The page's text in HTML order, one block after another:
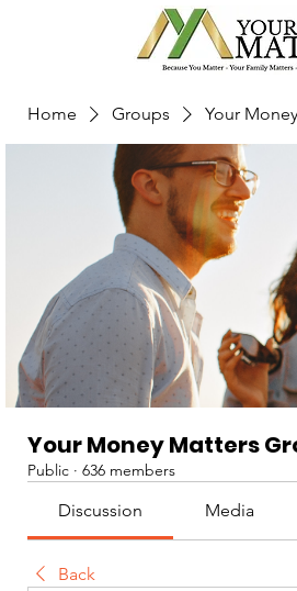
Home Groups Your
Your Money Matters
Public · 636 members
Discussion Media
Back